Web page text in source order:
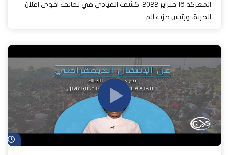
المعركة 16 فبراير 2022 كشف القيادي في تحالف اقوى اعلان
الحرية، ورئيس حزب الم...